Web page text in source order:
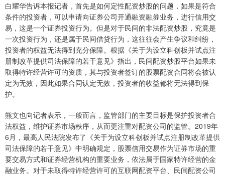
白耀华告诉本报记者，首先是如何定性配资炒股的问题，如果是符合
条件的投资者，可以申请向证券公司开通融资融券业务，进行信用交
易，这是一个证券投资行为。但是对于民间的非法配资炒股，究竟是
一次投资行为，还是属于民间借贷行为，这往往会产生争议和纠纷，
投资者的权益无法得到充分保障。根据《关于为设立科创板并试点注
册制改革提供司法保障的若干意见》指出，民间配资炒股平台如果未
取得特许经营许可的资质，其与投资者签订的股票配资合同将会被认
定为无效，因此如果合同认定无效，投资者的收益都将无法得到保
护。
熊文也向记者表示，一般而言，监管部门的主要目标是保护投资者合
法权益，维护证券市场秩序，从而更注重对配资公司的监管。2019年
6月，最高人民法院发布了《关于为设立科创板并试点注册制改革提供
司法保障的若干意见》中明确规定，股票信用交易作为证券市场的重
要交易方式和证券经营机构的重要业务，依法属于国家特许经营的金
融业务。对于未取得特许经营许可的互联网配资平台、民间配资公司